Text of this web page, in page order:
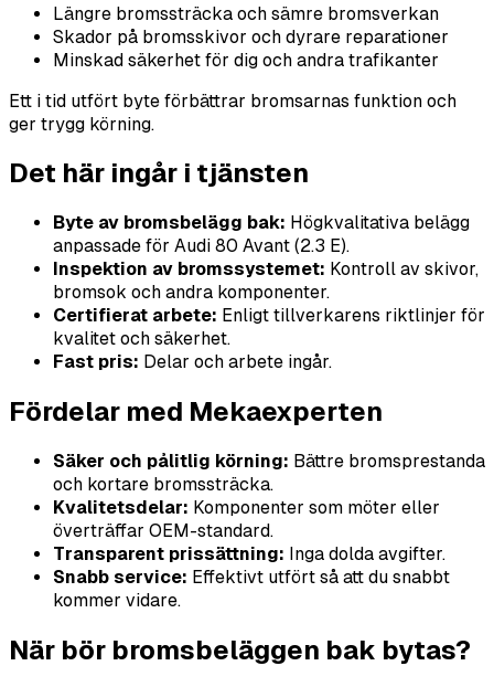
Längre bromssträcka och sämre bromsverkan
Skador på bromsskivor och dyrare reparationer
Minskad säkerhet för dig och andra trafikanter
Ett i tid utfört byte förbättrar bromsarnas funktion och
ger trygg körning.
Det här ingår i tjänsten
Byte av bromsbelägg bak: Högkvalitativa belägg
anpassade för Audi 80 Avant (2.3 E).
Inspektion av bromssystemet: Kontroll av skivor,
bromsok och andra komponenter.
Certifierat arbete: Enligt tillverkarens riktlinjer för
kvalitet och säkerhet.
Fast pris: Delar och arbete ingår.
Fördelar med Mekaexperten
Säker och pålitlig körning: Bättre bromsprestanda
och kortare bromssträcka.
Kvalitetsdelar: Komponenter som möter eller
överträffar OEM-standard.
Transparent prissättning: Inga dolda avgifter.
Snabb service: Effektivt utfört så att du snabbt
kommer vidare.
När bör bromsbeläggen bak bytas?